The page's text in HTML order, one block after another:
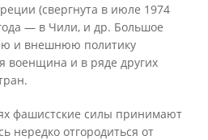
(свергнута в июле 1974
— в Чили, и др. Большое
и внешнюю политику
военщина и в ряде других
фашистские силы принимают
нередко отгородиться от